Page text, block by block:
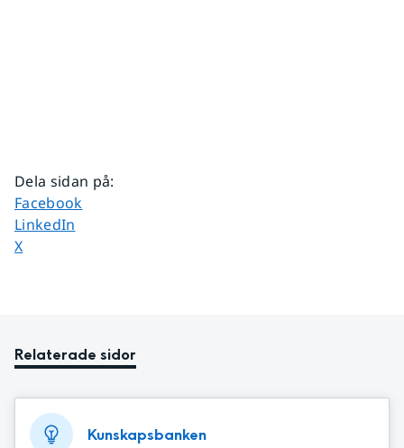
Dela sidan på:
Dela sidan på
Facebook
Dela sidan på
LinkedIn
Dela sidan på
X
Relaterade sidor
Kunskapsbanken